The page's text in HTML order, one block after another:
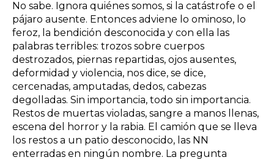
No sabe. Ignora quiénes somos, si la catástrofe o el
pájaro ausente. Entonces adviene lo ominoso, lo
feroz, la bendición desconocida y con ella las
palabras terribles: trozos sobre cuerpos
destrozados, piernas repartidas, ojos ausentes,
deformidad y violencia, nos dice, se dice,
cercenadas, amputadas, dedos, cabezas
degolladas. Sin importancia, todo sin importancia.
Restos de muertas violadas, sangre a manos llenas,
escena del horror y la rabia. El camión que se lleva
los restos a un patio desconocido, las NN
enterradas en ningún nombre. La pregunta